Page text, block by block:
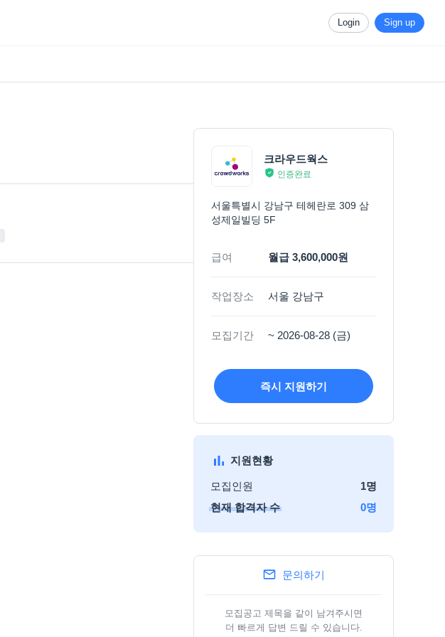
Login Sign up
크라우드웍스
인증완료
서울특별시 강남구 테헤란로 309 삼
성제일빌딩 5F
급여 월급 3,600,000원
작업장소 서울 강남구
모집기간 ~ 2026-08-28 (금)
즉시 지원하기
지원현황
모집인원 1명
현재 합격자 수
0명
문의하기
모집공고 제목을 같이 남겨주시면
더 빠르게 답변 드릴 수 있습니다.